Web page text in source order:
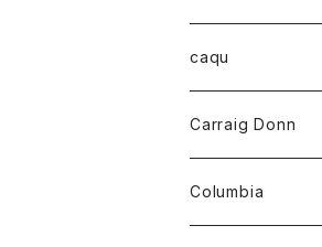
オーバーオール
ショートパンツ
レディース
オーバーオール
カーディガン
靴
トップス
ハーフスリーブTシャツ
caqu
Carraig Donn
ニット
Columbia